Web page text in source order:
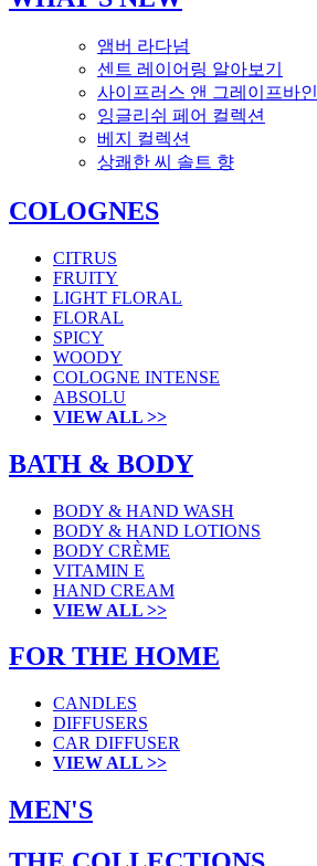
앰버 라다넘
센트 레이어링 알아보기
사이프러스 앤 그레이프바인
잉글리쉬 페어 컬렉션
베지 컬렉션
상쾌한 씨 솔트 향
COLOGNES
CITRUS
FRUITY
LIGHT FLORAL
FLORAL
SPICY
WOODY
COLOGNE INTENSE
ABSOLU
VIEW ALL >>
BATH & BODY
BODY & HAND WASH
BODY & HAND LOTIONS
BODY CRÈME
VITAMIN E
HAND CREAM
VIEW ALL >>
FOR THE HOME
CANDLES
DIFFUSERS
CAR DIFFUSER
VIEW ALL >>
MEN'S